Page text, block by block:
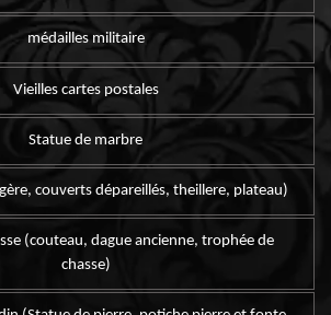
médailles militaire
Vieilles cartes postales
Statue de marbre
couverts dépareillés, theillere, plateau)
(couteau, dague ancienne, trophée de
chasse)